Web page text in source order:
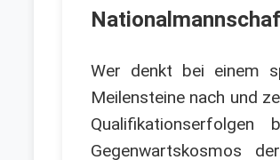
Wer denkt bei einem
Meilensteine nach und
Gegenwartskosmos